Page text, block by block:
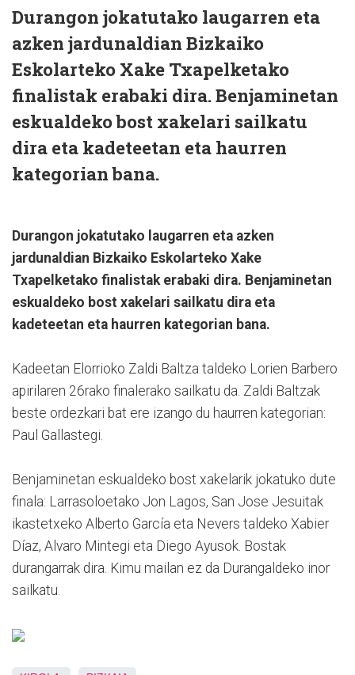
Durangon jokatutako laugarren eta
azken jardunaldian Bizkaiko
Eskolarteko Xake Txapelketako
finalistak erabaki dira. Benjaminetan
eskualdeko bost xakelari sailkatu
dira eta kadeteetan eta haurren
kategorian bana.
Durangon jokatutako laugarren eta azken
jardunaldian Bizkaiko Eskolarteko Xake
Txapelketako finalistak erabaki dira. Benjaminetan
eskualdeko bost xakelari sailkatu dira eta
kadeteetan eta haurren kategorian bana.
Kadeetan Elorrioko Zaldi Baltza taldeko Lorien Barbero
apirilaren 26rako finalerako sailkatu da. Zaldi Baltzak
beste ordezkari bat ere izango du haurren kategorian:
Paul Gallastegi.
Benjaminetan eskualdeko bost xakelarik jokatuko dute
finala: Larrasoloetako Jon Lagos, San Jose Jesuitak
ikastetxeko Alberto García eta Nevers taldeko Xabier
Díaz, Alvaro Mintegi eta Diego Ayusok. Bostak
durangarrak dira. Kimu mailan ez da Durangaldeko inor
sailkatu.